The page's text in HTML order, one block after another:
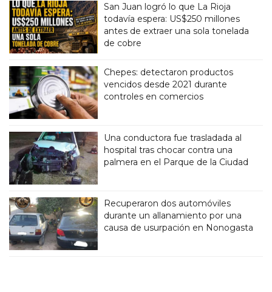
San Juan logró lo que La Rioja
todavía espera: US$250 millones
antes de extraer una sola tonelada
de cobre
Chepes: detectaron productos
vencidos desde 2021 durante
controles en comercios
Una conductora fue trasladada al
hospital tras chocar contra una
palmera en el Parque de la Ciudad
Recuperaron dos automóviles
durante un allanamiento por una
causa de usurpación en Nonogasta